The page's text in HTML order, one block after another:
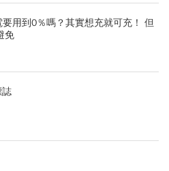
要用到0％嗎？其實想充就可充！ 但
免
誌